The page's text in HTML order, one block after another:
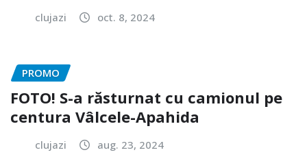
clujazi oct. 8, 2024
PROMO
FOTO! S-a răsturnat cu camionul pe
centura Vâlcele-Apahida
clujazi aug. 23, 2024